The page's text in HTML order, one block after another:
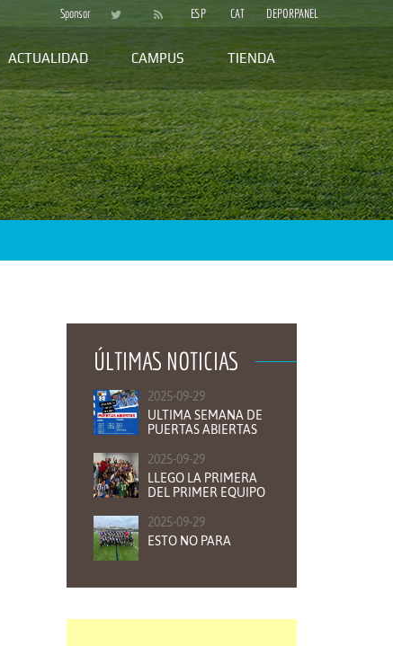
Sponsor ESP CAT DEPORPANEL
ACTUALIDAD CAMPUS TIENDA
ÚLTIMAS NOTICIAS
2025-09-29
ULTIMA SEMANA DE
PUERTAS ABIERTAS
2025-09-29
LLEGO LA PRIMERA
DEL PRIMER EQUIPO
2025-09-29
ESTO NO PARA